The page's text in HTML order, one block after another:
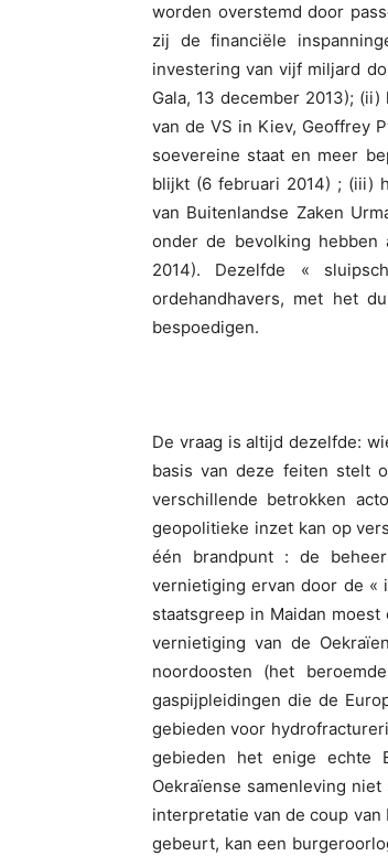
worden overstemd door
zij de financiële
investering van vijf miljard
Gala, 13 december 2013);
van de VS in Kiev, Geoffrey
soevereine staat en meer
blijkt (6 februari 2014) ; (iii)
van Buitenlandse Zaken
onder de bevolking hebben
2014). Dezelfde «
ordehandhavers, met het
bespoedigen.
De vraag is altijd dezelfde:
basis van deze feiten stelt
verschillende betrokken
geopolitieke inzet kan op
één brandpunt : de
vernietiging ervan door de «
staatsgreep in Maidan
vernietiging van de
noordoosten (het
gaspijpleidingen die de
gebieden voor
gebieden het enige echte
Oekraïense samenleving
interpretatie van de coup
gebeurt, kan een